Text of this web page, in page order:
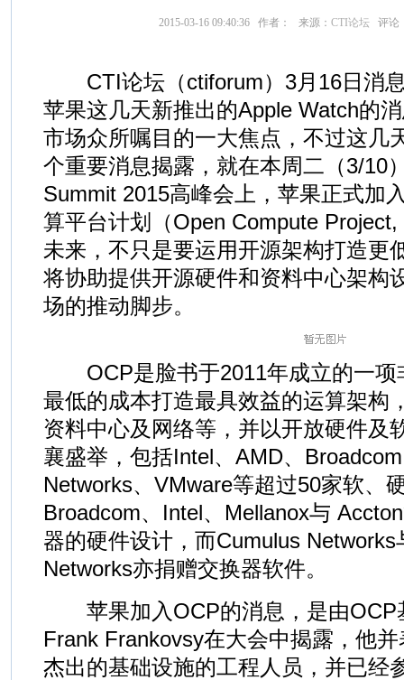
2015-03-16 09:40:36 作者： 来源： CTI论坛 评论
CTI论坛（ctiforum）3月16日消
苹果这几天新推出的Apple Watch的
市场众所嘱目的一大焦点，不过这几
个重要消息揭露，就在本周二（3/10
Summit 2015高峰会上，苹果正式加
算平台计划（Open Compute
未来，不只是要运用开源架构打造更
将协助提供开源硬件和资料中心架构
场的推动脚步。
OCP是脸书于2011年成立的一项
最低的成本打造最具效益的运算架构
资料中心及网络等，并以开放硬件及
襄盛举，包括Intel、AMD、
Networks、VMware等超过50家软、
Broadcom、Intel、Mellanox与
器的硬件设计，而Cumulus Networks
Networks亦捐赠交换器软件。
苹果加入OCP的消息，是由OCP
Frank Frankovsy在大会中揭露，他
杰出的基础设施的工程人员，并已经